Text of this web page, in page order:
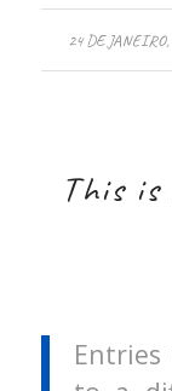
24 DE /
This